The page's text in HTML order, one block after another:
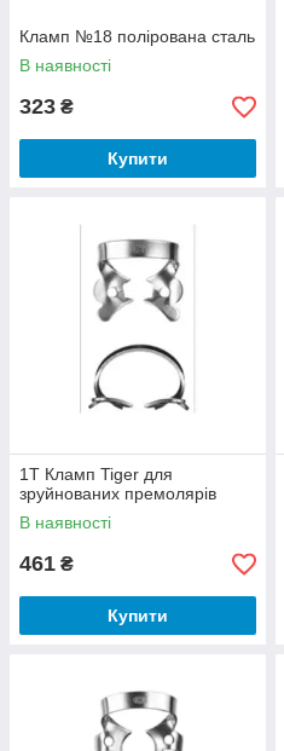
Кламп №18 полірована сталь
В наявності
323 ₴
Купити
1Т Кламп Tiger для
зруйнованих премолярів
В наявності
461 ₴
Купити